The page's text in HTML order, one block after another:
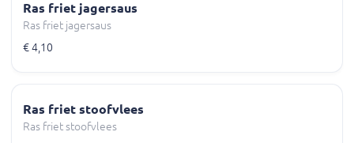
Ras friet jagersaus
Ras friet jagersaus
€ 4,10
Ras friet stoofvlees
Ras friet stoofvlees